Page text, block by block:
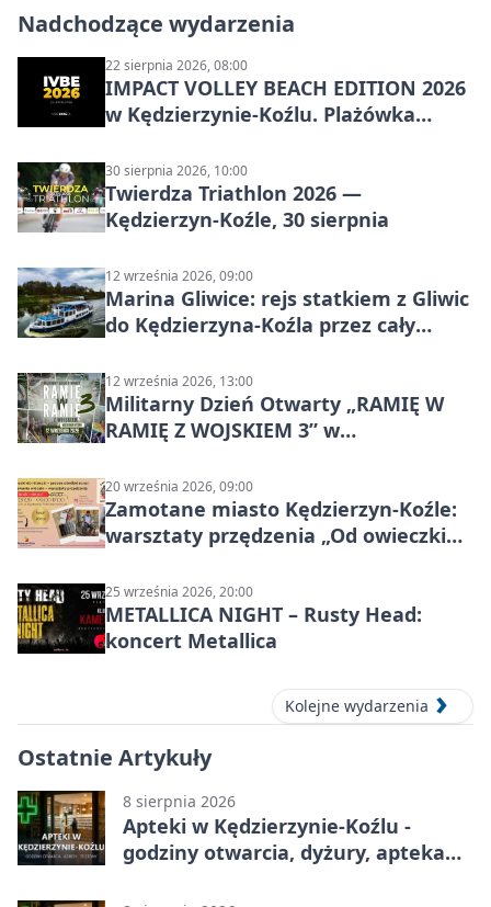
Nadchodzące wydarzenia
22 sierpnia 2026, 08:00
IMPACT VOLLEY BEACH EDITION 2026
w Kędzierzynie-Koźlu. Plażówka
30 sierpnia 2026, 10:00
Twierdza Triathlon 2026 —
Kędzierzyn-Koźle, 30 sierpnia
12 września 2026, 09:00
Marina Gliwice: rejs statkiem z Gliwic
do Kędzierzyna-Koźla przez cały
12 września 2026, 13:00
Militarny Dzień Otwarty „RAMIĘ W
RAMIĘ Z WOJSKIEM 3” w
20 września 2026, 09:00
Zamotane miasto Kędzierzyn-Koźle:
warsztaty przędzenia „Od owieczki
25 września 2026, 20:00
METALLICA NIGHT – Rusty Head:
koncert Metallica
Kolejne wydarzenia
Ostatnie Artykuły
8 sierpnia 2026
Apteki w Kędzierzynie-Koźlu -
godziny otwarcia, dyżury, apteka